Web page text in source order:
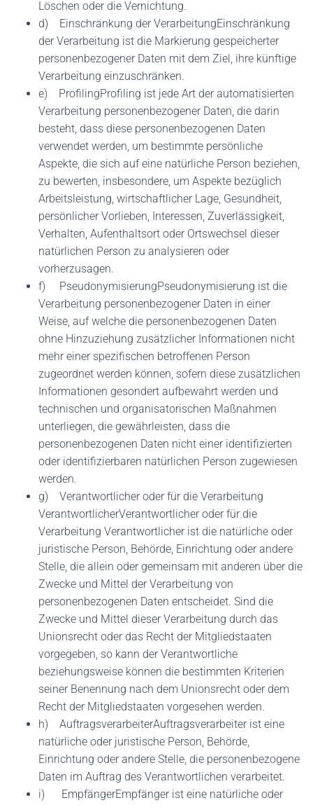
Löschen oder die Vernichtung.
d) Einschränkung der VerarbeitungEinschränkung
der Verarbeitung ist die Markierung gespeicherter
personenbezogener Daten mit dem Ziel, ihre künftige
Verarbeitung einzuschränken.
e) ProfilingProfiling ist jede Art der automatisierten
Verarbeitung personenbezogener Daten, die darin
besteht, dass diese personenbezogenen Daten
verwendet werden, um bestimmte persönliche
Aspekte, die sich auf eine natürliche Person beziehen,
zu bewerten, insbesondere, um Aspekte bezüglich
Arbeitsleistung, wirtschaftlicher Lage, Gesundheit,
persönlicher Vorlieben, Interessen, Zuverlässigkeit,
Verhalten, Aufenthaltsort oder Ortswechsel dieser
natürlichen Person zu analysieren oder
vorherzusagen.
f) PseudonymisierungPseudonymisierung ist die
Verarbeitung personenbezogener Daten in einer
Weise, auf welche die personenbezogenen Daten
ohne Hinzuziehung zusätzlicher Informationen nicht
mehr einer spezifischen betroffenen Person
zugeordnet werden können, sofern diese zusätzlichen
Informationen gesondert aufbewahrt werden und
technischen und organisatorischen Maßnahmen
unterliegen, die gewährleisten, dass die
personenbezogenen Daten nicht einer identifizierten
oder identifizierbaren natürlichen Person zugewiesen
werden.
g) Verantwortlicher oder für die Verarbeitung
VerantwortlicherVerantwortlicher oder für die
Verarbeitung Verantwortlicher ist die natürliche oder
juristische Person, Behörde, Einrichtung oder andere
Stelle, die allein oder gemeinsam mit anderen über die
Zwecke und Mittel der Verarbeitung von
personenbezogenen Daten entscheidet. Sind die
Zwecke und Mittel dieser Verarbeitung durch das
Unionsrecht oder das Recht der Mitgliedstaaten
vorgegeben, so kann der Verantwortliche
beziehungsweise können die bestimmten Kriterien
seiner Benennung nach dem Unionsrecht oder dem
Recht der Mitgliedstaaten vorgesehen werden.
h) AuftragsverarbeiterAuftragsverarbeiter ist eine
natürliche oder juristische Person, Behörde,
Einrichtung oder andere Stelle, die personenbezogene
Daten im Auftrag des Verantwortlichen verarbeitet.
i) EmpfängerEmpfänger ist eine natürliche oder